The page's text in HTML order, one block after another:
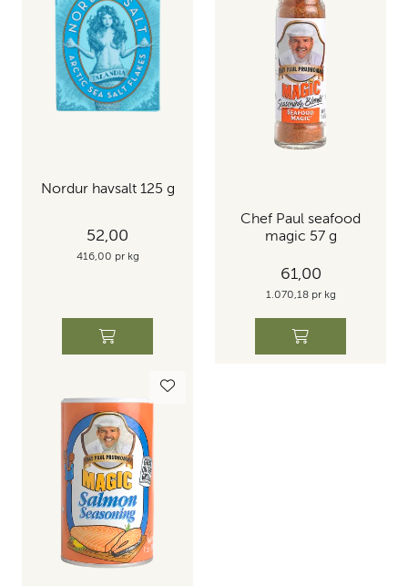
Nordur havsalt 125 g
52,00
416,00 pr kg
Chef Paul seafood
magic 57 g
61,00
1.070,18 pr kg